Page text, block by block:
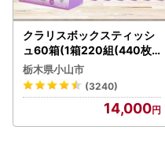
クラリスボックスティッシ
ュ60箱(1箱220組(440枚))
(5個入り×12セット)【配送
不可地域：離島・沖縄県】
【1256759】
栃木県小山市
(3240)
14,000